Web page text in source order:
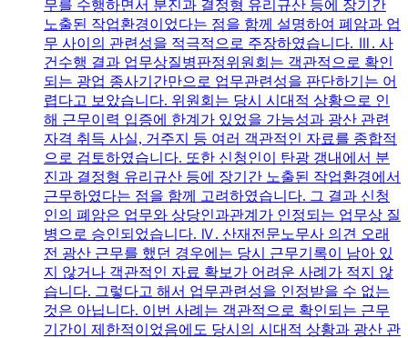
무를 수행하면서 분진과 결정형 유리규산 등에 장기간
노출된 작업환경이었다는 점을 함께 설명하여 폐암과 업
무 사이의 관련성을 적극적으로 주장하였습니다. Ⅲ. 사
건수행 결과 업무상질병판정위원회는 객관적으로 확인
되는 광업 종사기간만으로 업무관련성을 판단하기는 어
렵다고 보았습니다. 위원회는 당시 시대적 상황으로 인
해 근무이력 입증에 한계가 있었을 가능성과 광산 관련
자격 취득 사실, 거주지 등 여러 객관적인 자료를 종합적
으로 검토하였습니다. 또한 신청인이 탄광 갱내에서 분
진과 결정형 유리규산 등에 장기간 노출된 작업환경에서
근무하였다는 점을 함께 고려하였습니다. 그 결과 신청
인의 폐암은 업무와 상당인과관계가 인정되는 업무상 질
병으로 승인되었습니다. Ⅳ. 산재전문노무사 의견 오래
전 광산 근무를 했던 경우에는 당시 근무기록이 남아 있
지 않거나 객관적인 자료 확보가 어려운 사례가 적지 않
습니다. 그렇다고 해서 업무관련성을 인정받을 수 없는
것은 아닙니다. 이번 사례는 객관적으로 확인되는 근무
기간이 제한적이었음에도 당시의 시대적 상황과 광산 관